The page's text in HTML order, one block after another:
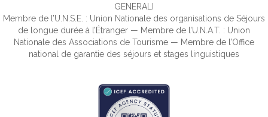
GENERALI
Membre de l’U.N.S.E. : Union Nationale des organisations de Séjours
de longue durée à l’Étranger — Membre de l’U.N.A.T. : Union
Nationale des Associations de Tourisme — Membre de l’Office
national de garantie des séjours et stages linguistiques